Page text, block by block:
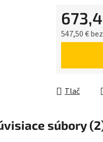
hviezdičiek.
547,50 €
Tlač
súbory